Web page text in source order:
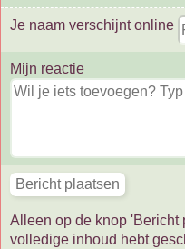
Je naam verschijnt online
Mijn reactie
Alleen op de knop 'Bericht
volledige inhoud hebt